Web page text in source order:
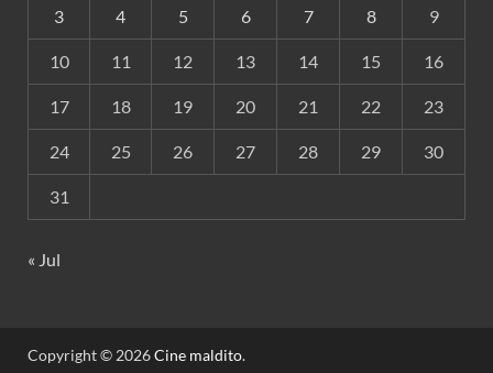
3 4 5 6 7 8 9
10 11 12 13 14 15 16
17 18 19 20 21 22 23
24 25 26 27 28 29 30
31
« Jul
Copyright © 2026Cine maldito.